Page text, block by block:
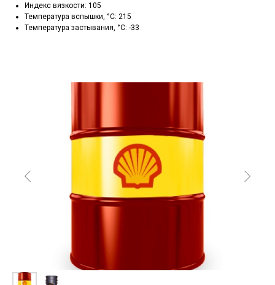
Индекс вязкости: 105
Температура вспышки, °C: 215
Температура застывания, °C: -33